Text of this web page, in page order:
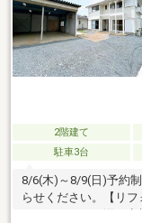
2階建て
駐車3台
8/6(木)～8/9(日)予約
らせください。【リ
リーニング、雨漏り